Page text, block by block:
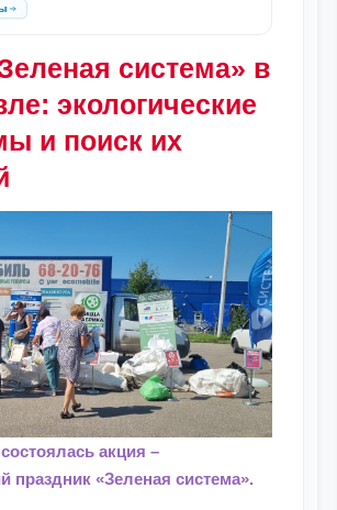
система» в
экологические
и поиск их
акция –
праздник «Зеленая система».